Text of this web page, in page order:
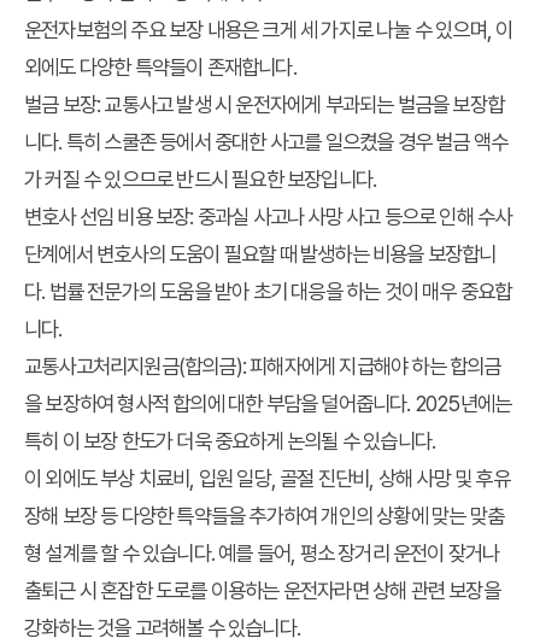
운전자보험의 주요 보장 내용은 크게 세 가지로 나눌 수 있으며, 이
외에도 다양한 특약들이 존재합니다.
벌금 보장:교통사고 발생 시 운전자에게 부과되는 벌금을 보장합
니다. 특히 스쿨존 등에서 중대한 사고를 일으켰을 경우 벌금 액수
가 커질 수 있으므로 반드시 필요한 보장입니다.
변호사 선임 비용 보장: 중과실 사고나 사망 사고 등으로 인해 수사
단계에서 변호사의 도움이 필요할 때 발생하는 비용을 보장합니
다. 법률 전문가의 도움을 받아 초기 대응을 하는 것이 매우 중요합
니다.
교통사고처리지원금(합의금):피해자에게 지급해야 하는 합의금
을 보장하여 형사적 합의에 대한 부담을 덜어줍니다. 2025년에는
특히 이 보장 한도가 더욱 중요하게 논의될 수 있습니다.
이 외에도 부상 치료비, 입원 일당, 골절 진단비, 상해 사망 및 후유
장해 보장 등 다양한 특약들을 추가하여 개인의 상황에 맞는 맞춤
형 설계를 할 수 있습니다. 예를 들어, 평소 장거리 운전이 잦거나
출퇴근 시 혼잡한 도로를 이용하는 운전자라면 상해 관련 보장을
강화하는 것을 고려해볼 수 있습니다.